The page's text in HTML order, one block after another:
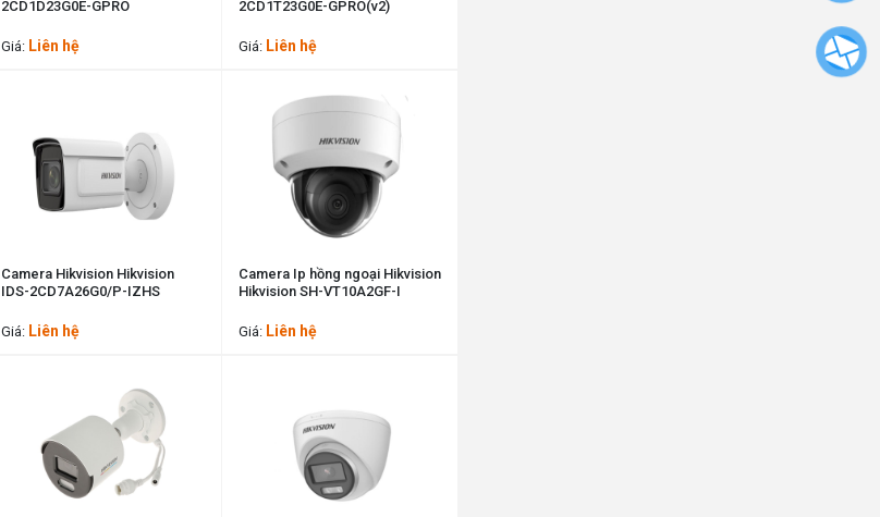
2CD1D23G0E-GPRO
Giá: Liên hệ
2CD1T23G0E-GPRO(v2)
Giá: Liên hệ
Camera Hikvision Hikvision
IDS-2CD7A26G0/P-IZHS
Giá: Liên hệ
Camera Ip hồng ngoại Hikvision
Hikvision SH-VT10A2GF-I
Giá: Liên hệ